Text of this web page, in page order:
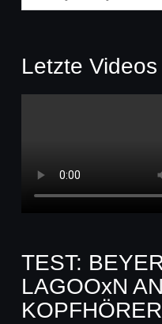
Letzte Videos
TEST:
LAGOOxN
KOPFHÖRER